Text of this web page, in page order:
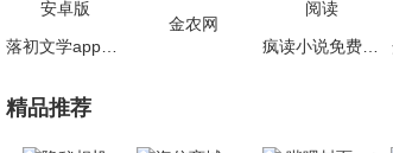
金农网
精品推荐